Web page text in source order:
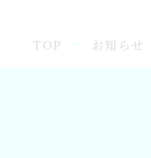
TOP お知らせ